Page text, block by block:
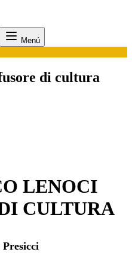
Menú
di cultura
LENOCI
CULTURA